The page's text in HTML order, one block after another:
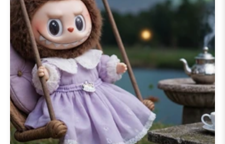
خلفية لابوبو لكمبيوترك المحمول،
ستجد ما يناسبك تمامًا. استكشف
التصاميم النابضة بالحياة، بما في ذلك
موضوع
خلفية لابوبو الورديةالشهير، أو
انغمس في تجربة بصرية أكثر ديناميكية
معخلفية لابوبو ثلاثية الأبعاد. يتم اختيار
كل صورة بعناية لالتقاط الألوان الزاهية
والتصاميم المميزة لسلسلة
📱 200+
خلفية لابوبو للآيفون، مما يجعلها
خلفيات مثالية للهواتف الذكية وأجهزة
الكمبيوتر.